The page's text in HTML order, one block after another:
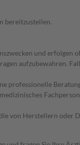
bereitzustellen.
und
aufzubewahren.
professionelle
von Herstellern